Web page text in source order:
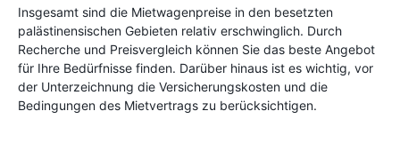
Insgesamt sind die Mietwagenpreise in den besetzten
palästinensischen Gebieten relativ erschwinglich. Durch
Recherche und Preisvergleich können Sie das beste Angebot
für Ihre Bedürfnisse finden. Darüber hinaus ist es wichtig, vor
der Unterzeichnung die Versicherungskosten und die
Bedingungen des Mietvertrags zu berücksichtigen.